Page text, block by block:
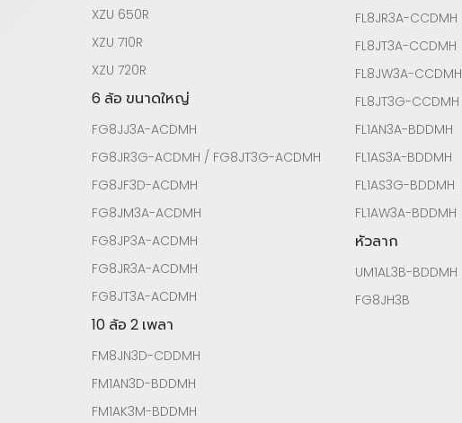
XZU 650R
XZU 710R
XZU 720R
6 ล้อ ขนาดใหญ่
FG8JJ3A-ACDMH
FG8JR3G-ACDMH / FG8JT3G-ACDMH
FG8JF3D-ACDMH
FG8JM3A-ACDMH
FG8JP3A-ACDMH
FG8JR3A-ACDMH
FG8JT3A-ACDMH
10 ล้อ 2 เพลา
FM8JN3D-CDDMH
FM1AN3D-BDDMH
FM1AK3M-BDDMH
FL8JR3A-CCDMH
FL8JT3A-CCDMH
FL8JW3A-CCDMH
FL8JT3G-CCDMH
FL1AN3A-BDDMH
FL1AS3A-BDDMH
FL1AS3G-BDDMH
FL1AW3A-BDDMH
หัวลาก
UM1AL3B-BDDMH
FG8JH3B